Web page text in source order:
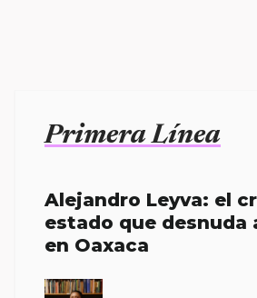
Primera Línea
Alejandro Leyva: el
estado que desnuda
en Oaxaca